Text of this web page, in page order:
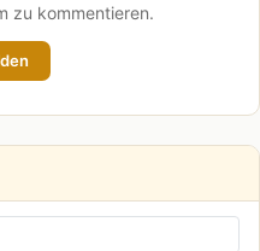
zu kommentieren.